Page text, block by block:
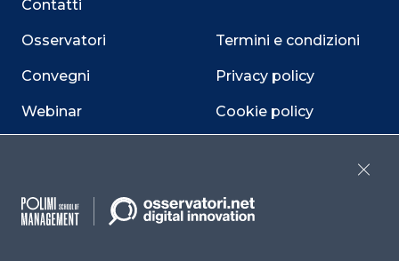
Contatti
Osservatori
Convegni
Webinar
Termini e condizioni
Privacy policy
Cookie policy
accessibilità